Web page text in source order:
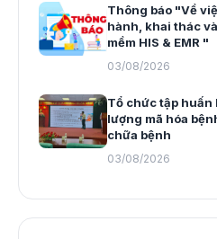
Thông báo "Về
hành, khai thác
mềm HIS & EMR "
03/08/2026
Tổ chức tập huấn
lượng mã hóa
chữa bệnh
03/08/2026